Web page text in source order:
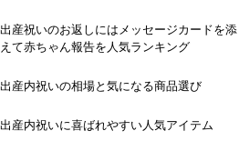
出産祝いのお返しにはメッセージカードを添
えて赤ちゃん報告を人気ランキング
出産内祝いの相場と気になる商品選び
出産内祝いに喜ばれやすい人気アイテム